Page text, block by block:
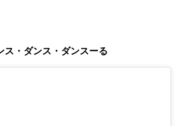
・ダンス・ダンスーる